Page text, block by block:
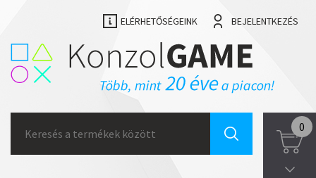
ELÉRHETŐSÉGEINK BEJELENTKEZÉS
for:
0